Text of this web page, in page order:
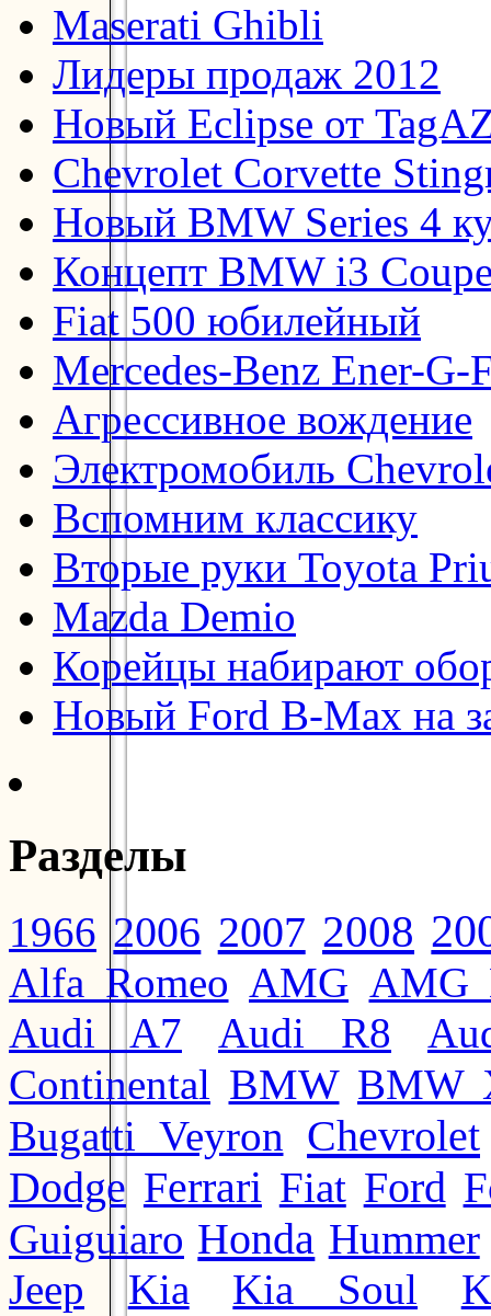
Maserati Ghibli
Лидеры продаж 2012
Новый Eclipse от
Chevrolet Corvette
Новый BMW Series 4
Концепт BMW i3
Fiat 500 юбилейный
Mercedes-Benz Ener-G-
Агрессивное вождение
Электромобиль
Вспомним классику
Вторые руки Toyota
Mazda Demio
Корейцы набирают
Новый Ford B-Max на
Разделы
1966 2006 2007 2008
Alfa Romeo AMG AMG
Audi A7
Audi R8
Continental BMW BMW
Bugatti Veyron Chevrolet
Dodge Ferrari Fiat Ford
Guiguiaro Honda Hummer
Jeep
Kia Kia Soul